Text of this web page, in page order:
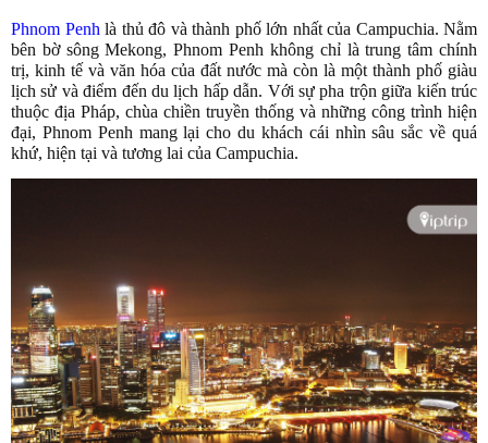
Phnom Penh là thủ đô và thành phố lớn nhất của Campuchia. Nằm
bên bờ sông Mekong, Phnom Penh không chỉ là trung tâm chính
trị, kinh tế và văn hóa của đất nước mà còn là một thành phố giàu
lịch sử và điểm đến du lịch hấp dẫn. Với sự pha trộn giữa kiến trúc
thuộc địa Pháp, chùa chiền truyền thống và những công trình hiện
đại, Phnom Penh mang lại cho du khách cái nhìn sâu sắc về quá
khứ, hiện tại và tương lai của Campuchia.